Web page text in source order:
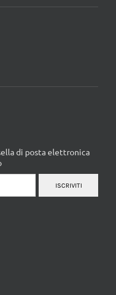
di posta elettronica
ISCRIVITI